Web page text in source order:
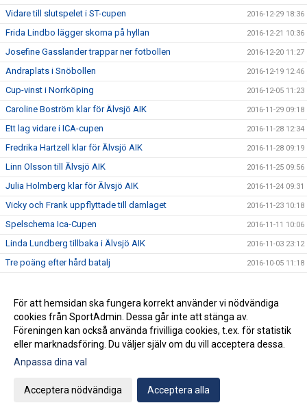
Vidare till slutspelet i ST-cupen 2016-12-29 18:36
Frida Lindbo lägger skorna på hyllan 2016-12-21 10:36
Josefine Gasslander trappar ner fotbollen 2016-12-20 11:27
Andraplats i Snöbollen 2016-12-19 12:46
Cup-vinst i Norrköping 2016-12-05 11:23
Caroline Boström klar för Älvsjö AIK 2016-11-29 09:18
Ett lag vidare i ICA-cupen 2016-11-28 12:34
Fredrika Hartzell klar för Älvsjö AIK 2016-11-28 09:19
Linn Olsson till Älvsjö AIK 2016-11-25 09:56
Julia Holmberg klar för Älvsjö AIK 2016-11-24 09:31
Vicky och Frank uppflyttade till damlaget 2016-11-23 10:18
Spelschema Ica-Cupen 2016-11-11 10:06
Linda Lundberg tillbaka i Älvsjö AIK 2016-11-03 23:12
Tre poäng efter hård batalj 2016-10-05 11:18
Bedrövligt mot Telge 2016-10-05 11:17
6-1 mot Salem 2016-10-05 11:16
Ny storvinst i trean 2016-10-05 11:15
Säker seger mot Värmbol
För att hemsidan ska fungera korrekt använder vi nödvändiga
cookies från SportAdmin. Dessa går inte att stänga av.
Föreningen kan också använda frivilliga cookies, t.ex. för statistik
eller marknadsföring. Du väljer själv om du vill acceptera dessa.
Anpassa dina val
Acceptera nödvändiga Acceptera alla